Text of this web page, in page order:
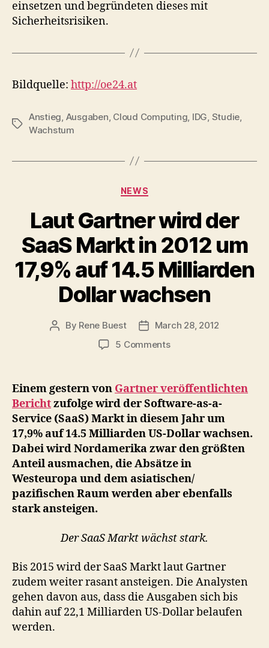
einsetzen und begründeten dieses mit
Sicherheitsrisiken.
Bildquelle: http://oe24.at
Tags
Anstieg Ausgaben Cloud Computing IDG Studie
Wachstum
Categories
NEWS
Laut Gartner wird der
SaaS Markt in 2012 um
17,9% auf 14.5 Milliarden
Dollar wachsen
Post
By Rene Buest
PostMarch 28, 2012
5 Commentson
wird
der
SaaS
Markt
in
2012
um
17,95
auf
wachsen
Einem gestern von Gartner veröffentlichten
Berichtzufolge wird der Software-as-a-
Service (SaaS) Markt in diesem Jahr um
17,9% auf 14.5 Milliarden US-Dollar wachsen.
Dabei wird Nordamerika zwar den größten
Anteil ausmachen, die Absätze in
Westeuropa und dem asiatischen/
pazifischen Raum werden aber ebenfalls
stark ansteigen.
Der SaaS Markt wächst stark.
Bis 2015 wird der SaaS Markt laut Gartner
zudem weiter rasant ansteigen. Die Analysten
gehen davon aus, dass die Ausgaben sich bis
dahin auf 22,1 Milliarden US-Dollar belaufen
werden.